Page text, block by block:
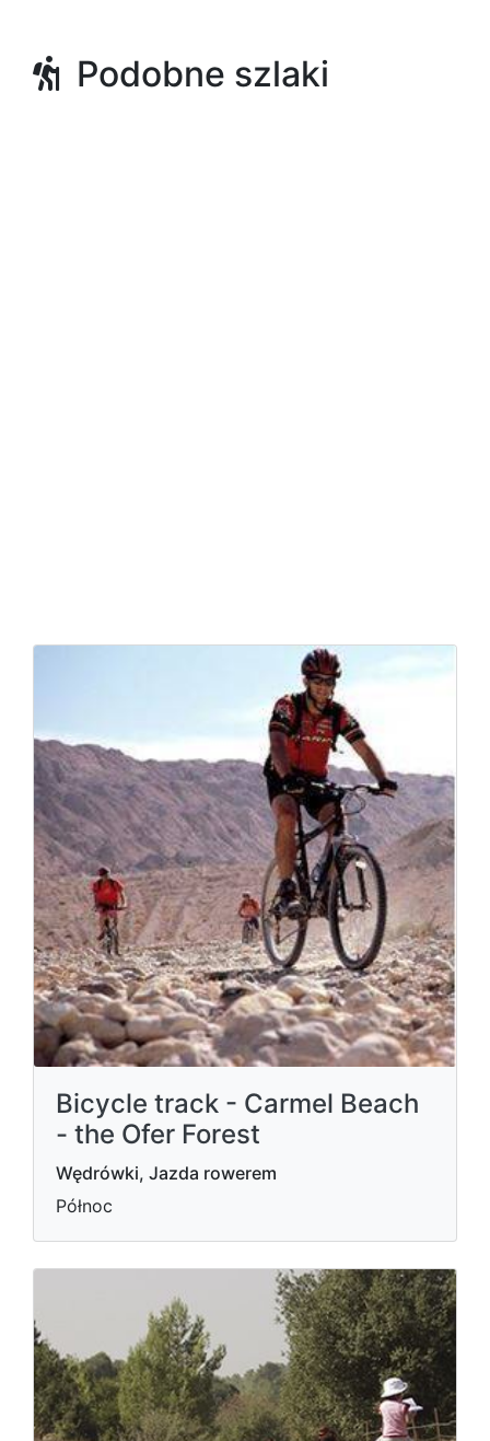
Podobne szlaki
Bicycle track - Carmel Beach
- the Ofer Forest
Wędrówki, Jazda rowerem
Północ